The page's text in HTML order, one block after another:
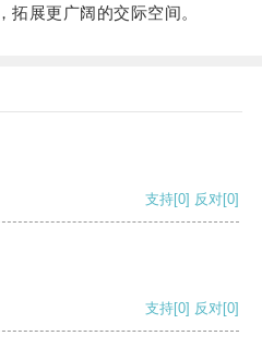
拓展更广阔的交际空间。
支持[0] 反对[0]
支持[0] 反对[0]